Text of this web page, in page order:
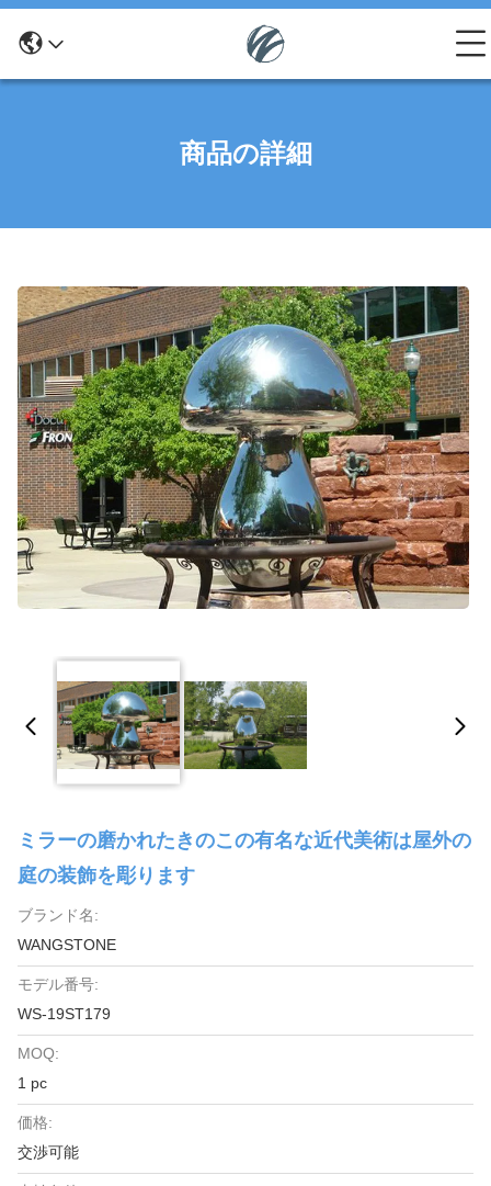
商品の詳細
ミラーの磨かれたきのこの有名な近代美術は屋外の
庭の装飾を彫ります
ブランド名:
WANGSTONE
モデル番号:
WS-19ST179
MOQ:
1 pc
価格:
交渉可能